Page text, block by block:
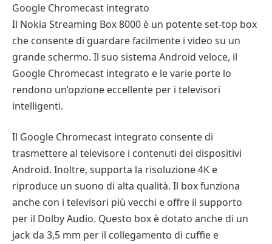
Google Chromecast integrato
Il Nokia Streaming Box 8000 è un potente set-top box
che consente di guardare facilmente i video su un
grande schermo. Il suo sistema Android veloce, il
Google Chromecast integrato e le varie porte lo
rendono un’opzione eccellente per i televisori
intelligenti.
Il Google Chromecast integrato consente di
trasmettere al televisore i contenuti dei dispositivi
Android. Inoltre, supporta la risoluzione 4K e
riproduce un suono di alta qualità. Il box funziona
anche con i televisori più vecchi e offre il supporto
per il Dolby Audio. Questo box è dotato anche di un
jack da 3,5 mm per il collegamento di cuffie e